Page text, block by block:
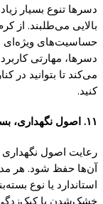
دسرها تنوع بسیار
بالایی می‌طلبند. از
حساسیت‌های ویژه‌ای
دسرها، مهارتی
می‌کند تا بتوانید در
کنید.
۱۱. اصول نگهداری، بسته‌بندی و افزایش ماندگاری شیرینی‌ها
رعایت اصول
آن‌ها حفظ شود. هر
استاندارد یا نوع
خشک‌شدن یا کپک‌زدگی